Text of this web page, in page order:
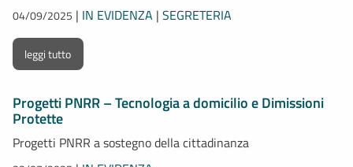
04/09/2025 | IN EVIDENZA | SEGRETERIA
leggi tutto
Progetti PNRR – Tecnologia a domicilio e Dimissioni
Protette
Progetti PNRR a sostegno della cittadinanza